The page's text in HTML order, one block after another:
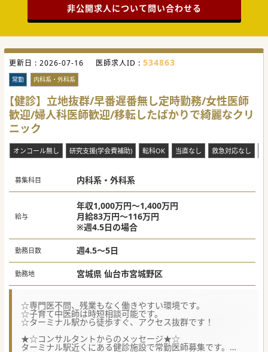
【具体的な業務内容】
人お一人丁寧に内視鏡検査やワクチン接種も行います。
ん。お持ちの場合は産業医業務も対応できます。
診療体制は３～５診制となっており、平均外来1コマ30～50
名程度をご担当いただきます。
#秋入職可
非公開求人について問い合わせる
更新日 : 2026-07-16 医師求人ID : 534863
常勤 内科系・外科系
【健診】立地抜群/早番遅番無し定時勤務/女性医師
歓迎/婦人科医師歓迎/移転したばかりで綺麗なクリ
ニック
オンコール無し 研究支援(学会費補助) 転科OK 当直なし 救急対応なし
募集科目 内科系・外科系
給与
年収1,000万円～1,400万円
月給83万円～116万円
※週4.5日の場合
勤務日数 週4.5～5日
勤務地 宮城県 仙台市宮城野区
☆専門医不問、残業もなく働きやすい環境です。
☆子育て中医師は時短相談可能です。
☆ターミナル駅から徒歩すぐ、アクセス抜群です！
★☆コンサルタントからのメッセージ★☆
ターミナル駅近くにある健診施設で常勤医師募集です。